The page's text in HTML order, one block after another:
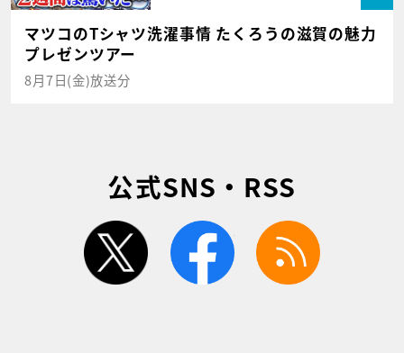
マツコのTシャツ洗濯事情 たくろうの滋賀の魅力
プレゼンツアー
8月7日(金)放送分
公式SNS・RSS
twitter facebook